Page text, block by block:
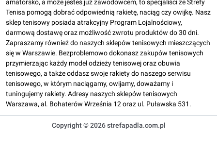
amatorsko, a może jesteś już zawodowcem, to specjaliści ze Strefy
Tenisa pomogą dobrać odpowiednią rakietę, naciąg czy owijkę. Nasz
sklep tenisowy posiada atrakcyjny Program Lojalnościowy,
darmową dostawę oraz możliwość zwrotu produktów do 30 dni.
Zapraszamy również do naszych sklepów tenisowych mieszczących
się w Warszawie. Bezproblemowo dokonasz zakupów tenisowych
przymierzając każdy model odzieży tenisowej oraz obuwia
tenisowego, a także oddasz swoje rakiety do naszego serwisu
tenisowego, w którym naciągamy, owijamy, doważamy i
tuningujemy rakiety. Adresy naszych sklepów tenisowych
Warszawa, al. Bohaterów Września 12 oraz ul. Puławska 531.
Copyright © 2026 strefapadla.com.pl